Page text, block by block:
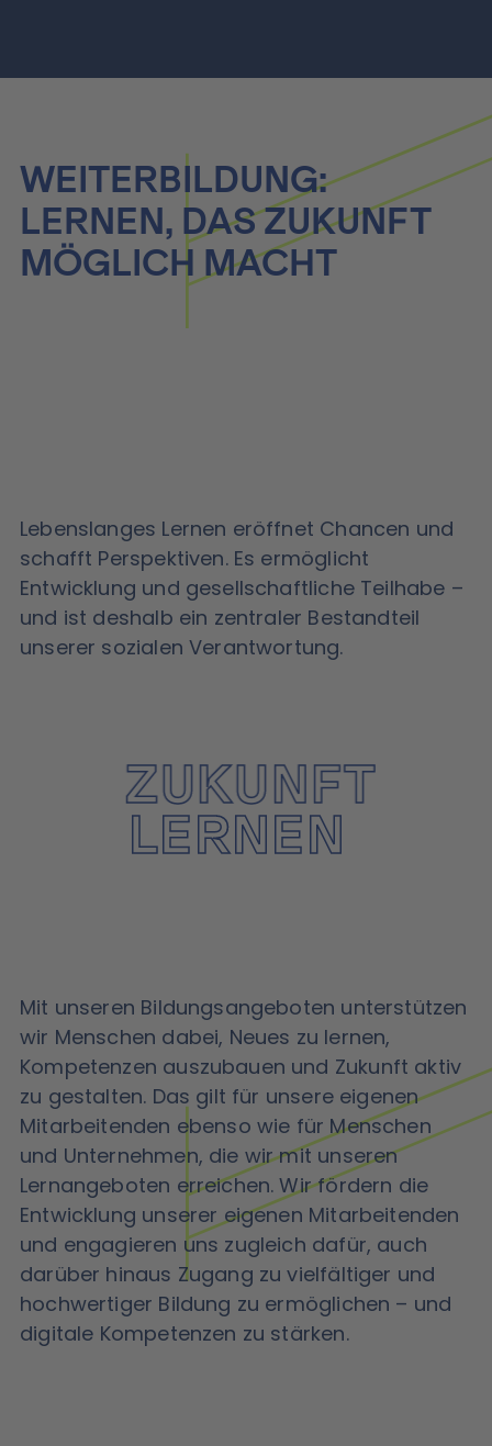
WEITERBILDUNG:
LERNEN, DAS ZUKUNFT
MÖGLICH MACHT
Lebenslanges Lernen eröffnet Chancen und
schafft Perspektiven. Es ermöglicht
Entwicklung und gesellschaftliche Teilhabe –
und ist deshalb ein zentraler Bestandteil
unserer sozialen Verantwortung.
ZUKUNFT
LERNEN
Mit unseren Bildungsangeboten unterstützen
wir Menschen dabei, Neues zu lernen,
Kompetenzen auszubauen und Zukunft aktiv
zu gestalten. Das gilt für unsere eigenen
Mitarbeitenden ebenso wie für Menschen
und Unternehmen, die wir mit unseren
Lernangeboten erreichen. Wir fördern die
Entwicklung unserer eigenen Mitarbeitenden
und engagieren uns zugleich dafür, auch
darüber hinaus Zugang zu vielfältiger und
hochwertiger Bildung zu ermöglichen – und
digitale Kompetenzen zu stärken.